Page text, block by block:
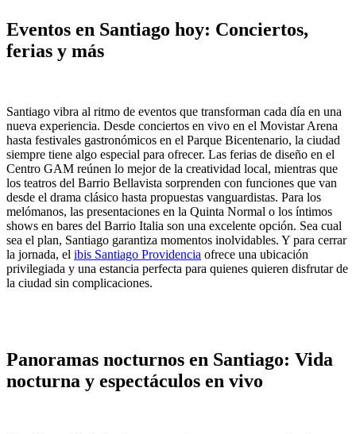
Eventos en Santiago hoy: Conciertos,
ferias y más
Santiago vibra al ritmo de eventos que transforman cada día en una
nueva experiencia. Desde conciertos en vivo en el Movistar Arena
hasta festivales gastronómicos en el Parque Bicentenario, la ciudad
siempre tiene algo especial para ofrecer. Las ferias de diseño en el
Centro GAM reúnen lo mejor de la creatividad local, mientras que
los teatros del Barrio Bellavista sorprenden con funciones que van
desde el drama clásico hasta propuestas vanguardistas. Para los
melómanos, las presentaciones en la Quinta Normal o los íntimos
shows en bares del Barrio Italia son una excelente opción. Sea cual
sea el plan, Santiago garantiza momentos inolvidables. Y para cerrar
la jornada, el ibis Santiago Providencia ofrece una ubicación
privilegiada y una estancia perfecta para quienes quieren disfrutar de
la ciudad sin complicaciones.
Panoramas nocturnos en Santiago: Vida
nocturna y espectáculos en vivo